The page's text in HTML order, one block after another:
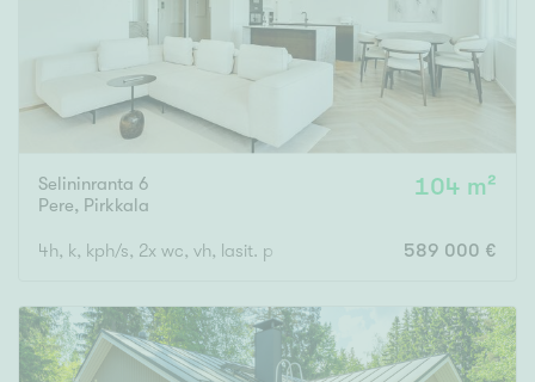
Selininranta 6
Pere, Pirkkala
104 m²
4h, k, kph/s, 2x wc, vh, lasit. p 589 000 €